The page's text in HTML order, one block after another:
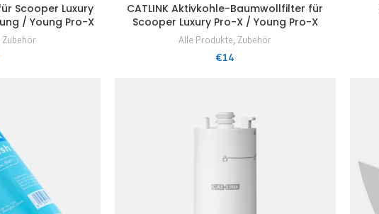
Scooper Luxury
/ Young Pro-X
Zubehör
CATLINK Aktivkohle-Baumwollfilter für
Scooper Luxury Pro-X / Young Pro-X
Alle Produkte, Zubehör
€14